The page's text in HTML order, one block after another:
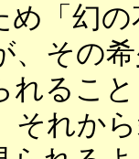
「幻の
、その
れるこ
それか